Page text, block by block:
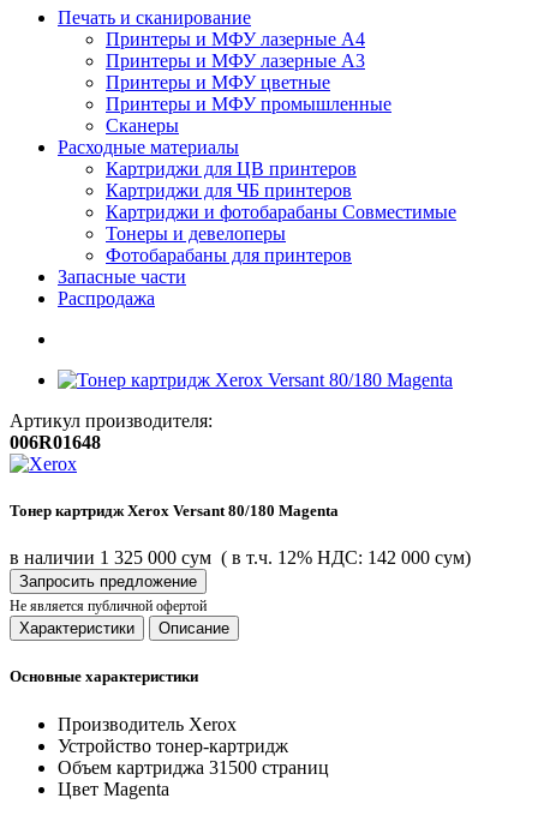
Печать и сканирование
Принтеры и МФУ лазерные А4
Принтеры и МФУ лазерные А3
Принтеры и МФУ цветные
Принтеры и МФУ промышленные
Сканеры
Расходные материалы
Картриджи для ЦВ принтеров
Картриджи для ЧБ принтеров
Картриджи и фотобарабаны Совместимые
Тонеры и девелоперы
Фотобарабаны для принтеров
Запасные части
Распродажа
Артикул производителя:
006R01648
Тонер картридж Xerox Versant 80/180 Magenta
в наличии 1 325 000 сум ( в т.ч. 12% НДС: 142 000 сум)
Запросить предложение
Не является публичной офертой
Характеристики Описание
Основные характеристики
Производитель Xerox
Устройство тонер-картридж
Объем картриджа 31500 страниц
Цвет Magenta